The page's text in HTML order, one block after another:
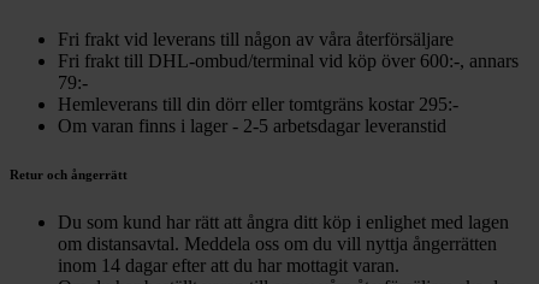
Fri frakt vid leverans till någon av våra återförsäljare
Fri frakt till DHL-ombud/terminal vid köp över 600:-, annars
79:-
Hemleverans till din dörr eller tomtgräns kostar 295:-
Om varan finns i lager - 2-5 arbetsdagar leveranstid
Retur och ångerrätt
Du som kund har rätt att ångra ditt köp i enlighet med lagen
om distansavtal. Meddela oss om du vill nyttja ångerrätten
inom 14 dagar efter att du har mottagit varan.